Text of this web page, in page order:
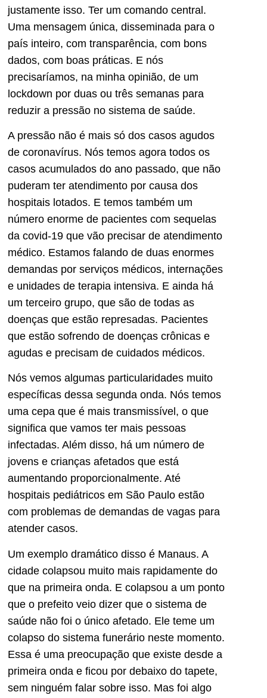
justamente isso. Ter um comando central.
Uma mensagem única, disseminada para o
país inteiro, com transparência, com bons
dados, com boas práticas. E nós
precisaríamos, na minha opinião, de um
lockdown por duas ou três semanas para
reduzir a pressão no sistema de saúde.
A pressão não é mais só dos casos agudos
de coronavírus. Nós temos agora todos os
casos acumulados do ano passado, que não
puderam ter atendimento por causa dos
hospitais lotados. E temos também um
número enorme de pacientes com sequelas
da covid-19 que vão precisar de atendimento
médico. Estamos falando de duas enormes
demandas por serviços médicos, internações
e unidades de terapia intensiva. E ainda há
um terceiro grupo, que são de todas as
doenças que estão represadas. Pacientes
que estão sofrendo de doenças crônicas e
agudas e precisam de cuidados médicos.
Nós vemos algumas particularidades muito
específicas dessa segunda onda. Nós temos
uma cepa que é mais transmissível, o que
significa que vamos ter mais pessoas
infectadas. Além disso, há um número de
jovens e crianças afetados que está
aumentando proporcionalmente. Até
hospitais pediátricos em São Paulo estão
com problemas de demandas de vagas para
atender casos.
Um exemplo dramático disso é Manaus. A
cidade colapsou muito mais rapidamente do
que na primeira onda. E colapsou a um ponto
que o prefeito veio dizer que o sistema de
saúde não foi o único afetado. Ele teme um
colapso do sistema funerário neste momento.
Essa é uma preocupação que existe desde a
primeira onda e ficou por debaixo do tapete,
sem ninguém falar sobre isso. Mas foi algo